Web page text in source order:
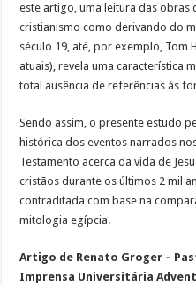
este artigo, uma leitura das obras
cristianismo como derivando do
século 19, até, por exemplo, Tom
atuais), revela uma característica
total ausência de referências às
Sendo assim, o presente estudo
histórica dos eventos narrados
Testamento acerca da vida de
cristãos durante os últimos 2 mil
contraditada com base na
mitologia egípcia.
Artigo de Renato Groger –
Imprensa Universitária